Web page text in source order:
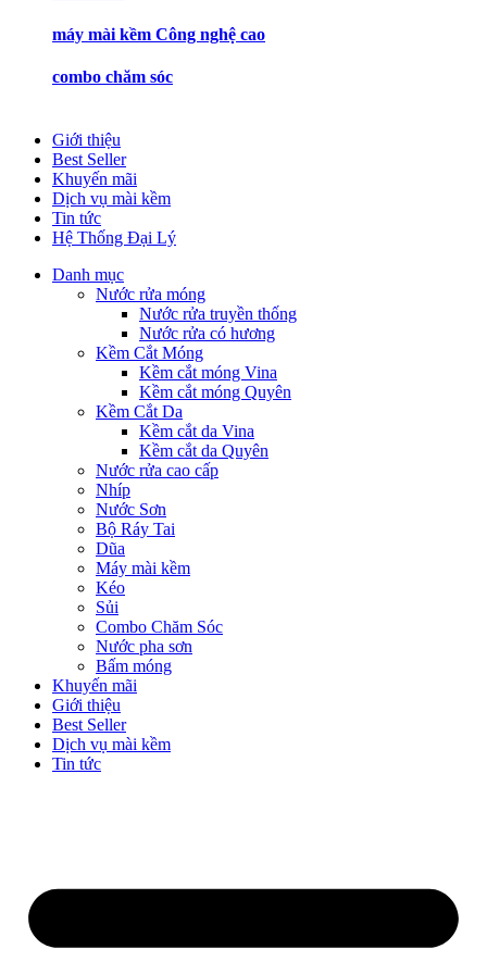
máy mài kềm Công nghệ cao
combo chăm sóc
Giới thiệu
Best Seller
Khuyến mãi
Dịch vụ mài kềm
Tin tức
Hệ Thống Đại Lý
Danh mục
Nước rửa móng
Nước rửa truyền thống
Nước rửa có hương
Kềm Cắt Móng
Kềm cắt móng Vina
Kềm cắt móng Quyên
Kềm Cắt Da
Kềm cắt da Vina
Kềm cắt da Quyên
Nước rửa cao cấp
Nhíp
Nước Sơn
Bộ Ráy Tai
Dũa
Máy mài kềm
Kéo
Sủi
Combo Chăm Sóc
Nước pha sơn
Bấm móng
Khuyến mãi
Giới thiệu
Best Seller
Dịch vụ mài kềm
Tin tức